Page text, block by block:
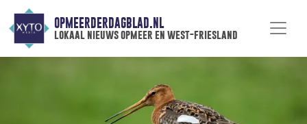
OPMEERDERDAGBLAD.NL
lokaal nieuws opmeer en west-friesland